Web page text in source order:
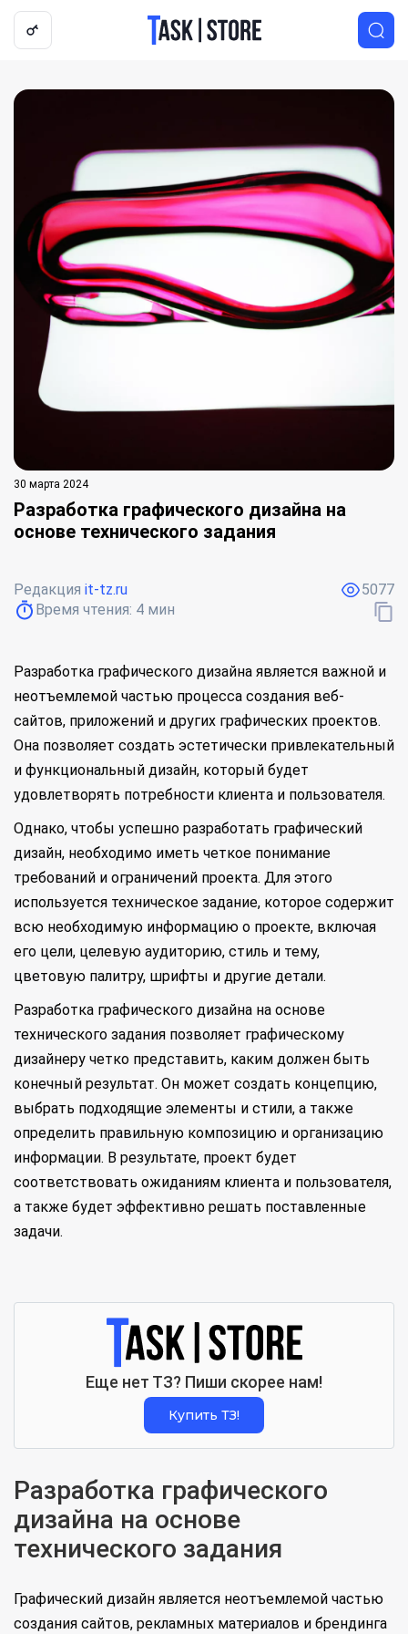
Логотип
30 марта 2024
Разработка графического дизайна на
основе технического задания
Редакция it-tz.ru
Время чтения: 4 мин
5077
Разработка графического дизайна является важной и
неотъемлемой частью процесса создания веб-
сайтов, приложений и других графических проектов.
Она позволяет создать эстетически привлекательный
и функциональный дизайн, который будет
удовлетворять потребности клиента и пользователя.
Однако, чтобы успешно разработать графический
дизайн, необходимо иметь четкое понимание
требований и ограничений проекта. Для этого
используется техническое задание, которое содержит
всю необходимую информацию о проекте, включая
его цели, целевую аудиторию, стиль и тему,
цветовую палитру, шрифты и другие детали.
Разработка графического дизайна на основе
технического задания позволяет графическому
дизайнеру четко представить, каким должен быть
конечный результат. Он может создать концепцию,
выбрать подходящие элементы и стили, а также
определить правильную композицию и организацию
информации. В результате, проект будет
соответствовать ожиданиям клиента и пользователя,
а также будет эффективно решать поставленные
задачи.
Еще нет ТЗ? Пиши скорее нам!
Купить ТЗ!
Разработка графического
дизайна на основе
технического задания
Графический дизайн является неотъемлемой частью
создания сайтов, рекламных материалов и брендинга